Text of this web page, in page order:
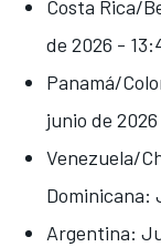
Costa Rica/
de 2026 -
Panamá/
junio de
Venezuela/
Dominicana:
Argentina: